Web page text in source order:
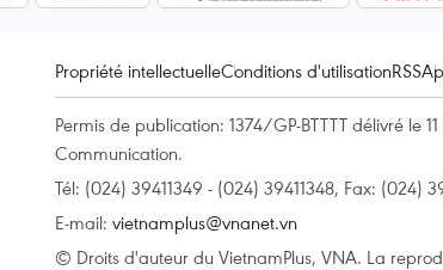
Propriété intellectuelleConditions d'utilisationRSS
Permis de publication: 1374/GP-BTTTT délivré le
Communication.
Tél: (024) 39411349 - (024) 39411348, Fax: (024)
E-mail: vietnamplus@vnanet.vn
© Droits d'auteur du VietnamPlus, VNA. La